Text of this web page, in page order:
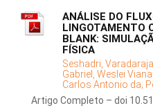
ANÁLISE DO
LINGOTAMENTO
BLANK:
FÍSICA
Seshadri,
Gabriel, Weslei Viana;
Carlos Antonio da;
Artigo Completo – doi